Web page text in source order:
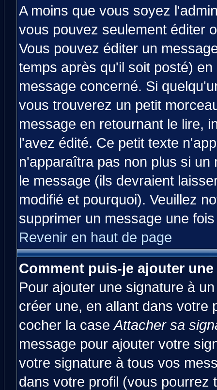
A moins que vous soyez
vous pouvez seulement éditer
Vous pouvez éditer un
temps après qu'il soit posté)
message concerné. Si
vous trouverez un petit
message en retournant le lire,
l'avez édité. Ce petit texte
n'apparaîtra pas non plus si
le message (ils devraient
modifié et pourquoi). Veuillez
supprimer un message une
Revenir en haut de page
Comment puis-je ajouter
Pour ajouter une signature à
créer une, en allant dans votre
cocher la caseAttacher sa
message pour ajouter votre
votre signature à tous vos
dans votre profil (vous pourrez